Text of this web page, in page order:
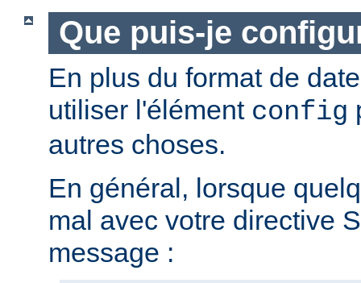
Que puis-je
En plus du format de
utiliser l'élément config
autres choses.
En général, lorsque
mal avec votre directive
message :